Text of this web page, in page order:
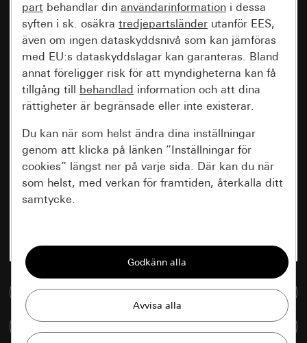
Till mediedatabasen
Jämföra artiklar
part behandlar din användarinformation i dessa
syften i sk. osäkra tredjepartsländer utanför EES,
även om ingen dataskyddsnivå som kan jämföras
med EU:s dataskyddslagar kan garanteras. Bland
annat föreligger risk för att myndigheterna kan få
tillgång till behandlad information och att dina
rättigheter är begränsade eller inte existerar.
Du kan när som helst ändra dina inställningar
genom att klicka på länken ”Inställningar för
cookies” längst ner på varje sida. Där kan du när
som helst, med verkan för framtiden, återkalla ditt
samtycke.
Alla cookies som krävs för att kunna visa
sidan.
Databehandlingssyfte:
våra utbud